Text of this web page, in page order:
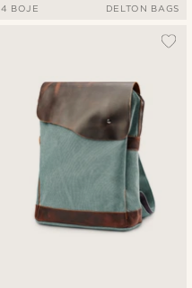
4 BOJE DELTON BAGS